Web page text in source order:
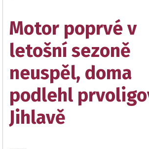
Motor poprvé v
letošní sezoně
neuspěl, doma
podlehl
Jihlavě